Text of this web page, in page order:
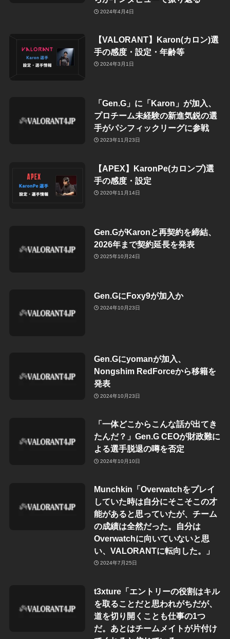
2024年4月4日
【VALORANT】Karon(カロン)選
手の感度・設定・年齢等
2024年3月1日
「Gen.G」に「Karon」が加入、
プロチーム未経験の新進気鋭の選
手がパシフィックリーグに参戦
2023年11月23日
【APEX】KaronPe(カロンプ)選
手の感度・設定
2020年11月14日
Gen.GがKaronと再契約を締結、
2026年まで契約延長を発表
2025年10月24日
Gen.GにFoxy9が加入か
2024年10月23日
Gen.Gにyomanが加入、
Nongshim RedForceから移籍を
発表
2024年10月23日
「一体どこからこんな話が出てき
たんだ？」Gen.G CEOが財政難に
よる選手脱退の噂を否定
2024年10月10日
Munchkin「Overwatchをプレイ
していた時は自分にそこそこの才
能があると思っていたが、チーム
の成績は全然だった。自分は
Overwatchに向いていないと思
い、VALORANTに転向した。」
2024年7月25日
t3xture「エントリーの役割はキル
を取ることだと思われがちだが、
道を切り開くことも仕事の1つ
だ。あとはチームメイトが片付け